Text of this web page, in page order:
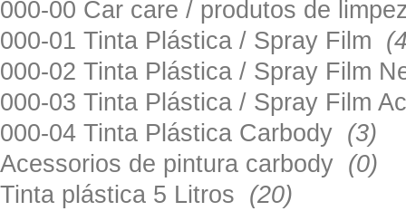
000-00 Car care / produtos de
000-01 Tinta Plástica / Spray Film
000-02 Tinta Plástica / Spray Film
000-03 Tinta Plástica / Spray Film
000-04 Tinta Plástica Carbody (3)
Acessorios de pintura carbody (0)
Tinta plástica 5 Litros (20)